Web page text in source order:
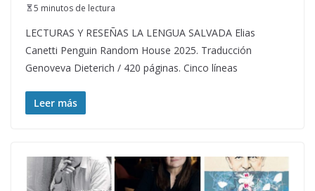
5 minutos de lectura
LECTURAS Y RESEÑAS LA LENGUA SALVADA Elias
Canetti Penguin Random House 2025. Traducción
Genoveva Dieterich / 420 páginas. Cinco líneas
Leer más